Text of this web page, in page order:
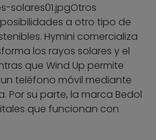
solares01.jpgOtros
a otro tipo de
Hymini comercializa
los rayos solares y el
que Wind Up permite
teléfono móvil mediante
Por su parte, la marca Bedol
que funcionan con